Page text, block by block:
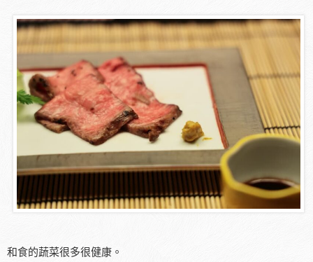
和食的蔬菜很多很健康。